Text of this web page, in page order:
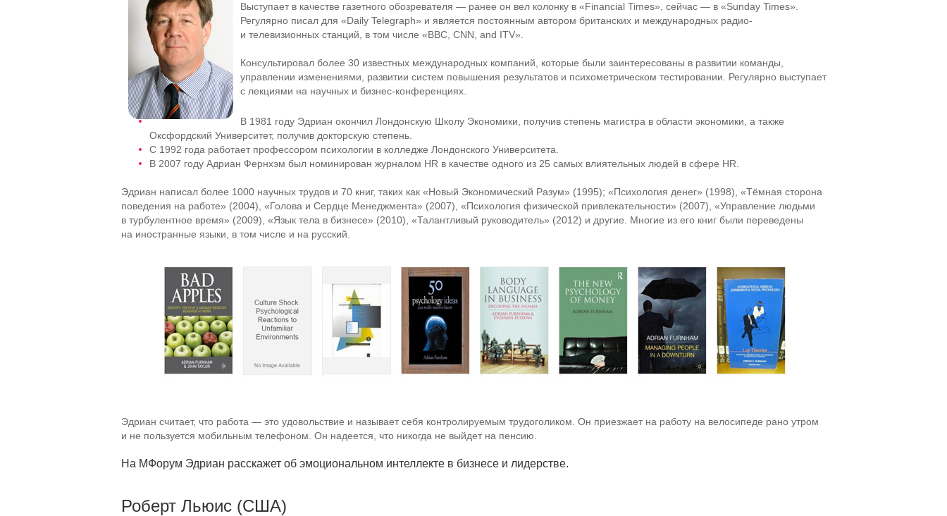
Выступает в качестве газетного обозревателя — ранее он вел колонку в «Financial Times», сейчас — в «Sunday Times».
Регулярно писал для «Daily Telegraph» и является постоянным автором британских и международных радио-
и телевизионных станций, в том числе «BBC, CNN, and ITV».
Консультировал более 30 известных международных компаний, которые были заинтересованы в развитии команды,
управлении изменениями, развитии систем повышения результатов и психометрическом тестировании. Регулярно выступает
с лекциями на научных и бизнес-конференциях
В 1981 году Эдриан окончил Лондонскую Школу Экономики, получив степень магистра в области экономики, а также
Оксфордский Университет, получив докторскую степень.
С 1992 года работает профессором психологии в колледже Лондонского Университета.
В 2007 году Адриан Фернхэм был номинирован журналом HR в качестве одного из 25 самых влиятельных людей в сфере HR.
Эдриан написал более 1000 научных трудов и 70 книг, таких как «Новый Экономический Разум» (1995); «Психология денег» (1998), «Тёмная сторона
поведения на работе» (2004), «Голова и Сердце Менеджмента» (2007), «Психология физической привлекательности» (2007), «Управление людьми
в турбулентное время» (2009), «Язык тела в бизнесе» (2010), «Талантливый руководитель» (2012) и другие. Многие из его книг были переведены
на иностранные языки, в том числе и на русский.
Эдриан считает, что работа — это удовольствие и называет себя контролируемым трудоголиком. Он приезжает на работу на велосипеде рано утром
и не пользуется мобильным телефоном. Он надеется, что никогда не выйдет на пенсию.
На МФорум Эдриан расскажет об эмоциональном интеллекте в бизнесе и лидерстве.
Роберт Льюис (США)